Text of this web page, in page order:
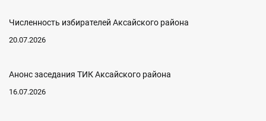
Численность избирателей Аксайского района
20.07.2026
Анонс заседания ТИК Аксайского района
16.07.2026